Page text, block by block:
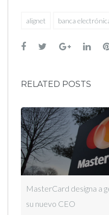
alignet banca
Facebook
TwitterGoogle+
RELATED POSTS
MasterCard designa a
su nuevo CEO